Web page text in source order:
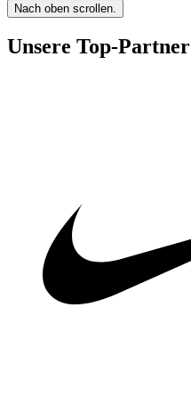
Nach oben scrollen.
Unsere Top-Partner